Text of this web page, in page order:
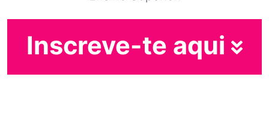
Inscreve-te aqui